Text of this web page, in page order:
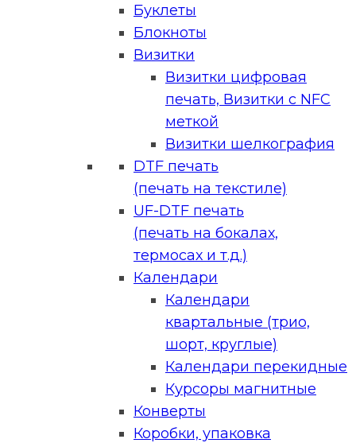
Буклеты
Блокноты
Визитки
Визитки цифровая
печать, Визитки с NFC
меткой
Визитки шелкография
DTF печать
(печать на текстиле)
UF-DTF печать
(печать на бокалах,
термосах и т.д.)
Календари
Календари
квартальные (трио,
шорт, круглые)
Календари перекидные
Курсоры магнитные
Конверты
Коробки, упаковка